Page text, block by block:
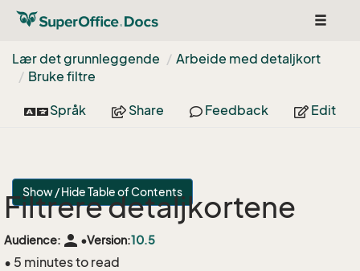
Toggle
Lær det grunnleggende
Arbeide med detaljkort
Bruke filtre
Språk Share Feedback Edit
Show / Hide Table of Contents
Filtrere detaljkortene
Audience: person •Version:10.5
• 5 minutes to read